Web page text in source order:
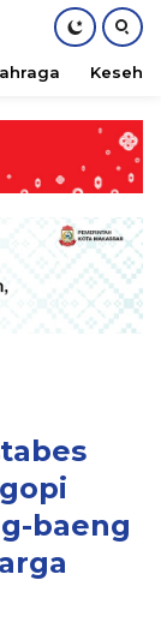
baeng